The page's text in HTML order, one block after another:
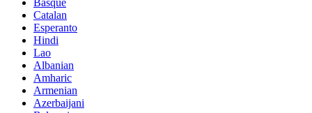
Catalan
Esperanto
Hindi
Lao
Albanian
Amharic
Armenian
Azerbaijani